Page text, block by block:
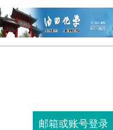
邮箱或账号登录